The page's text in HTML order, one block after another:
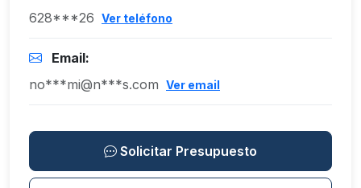
628***26 Ver teléfono
Email:
no***mi@n***s.com Ver email
Solicitar Presupuesto